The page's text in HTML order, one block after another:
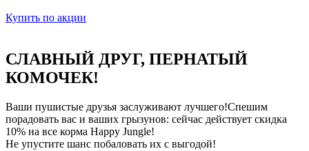
Купить по акции
СЛАВНЫЙ ДРУГ, ПЕРНАТЫЙ
КОМОЧЕК!
Ваши пушистые друзья заслуживают лучшего!Спешим
порадовать вас и ваших грызунов: сейчас действует скидка
10% на все корма Happy Jungle!
Не упустите шанс побаловать их с выгодой!